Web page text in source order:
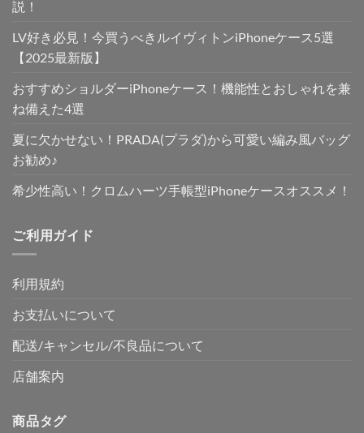
説！
LV好き必見！今買うべきルイヴィトンiPhoneケース5選
【2025最新版】
おすすめショルダーiPhoneケース！機能性とおしゃれを兼
ね備えた4選
夏に欠かせない！PRADA(プラダ)から可愛い編み風バッグ
お勧め♪
希少性高い！クロムハーツ手帳型iPhoneケースオススメ！
ご利用ガイド
利用規約
お支払いについて
配送/キャンセル/不良品について
店舗案内
商品タグ